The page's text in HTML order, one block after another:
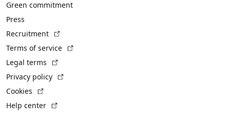
Green commitment
Press
Recruitment
Terms of service
Legal terms
Privacy policy
Cookies
Help center